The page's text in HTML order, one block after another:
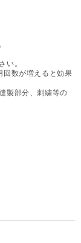
い。
回数が増えると効果
製部分、刺繍等の